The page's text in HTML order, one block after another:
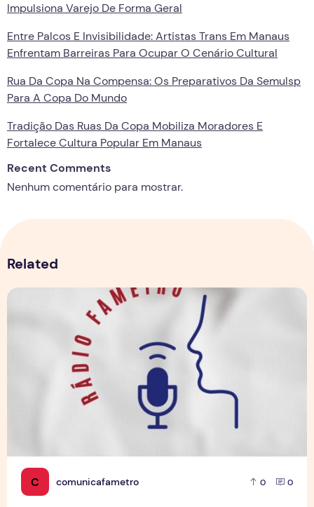
Impulsiona Varejo De Forma Geral
Entre Palcos E Invisibilidade: Artistas Trans Em Manaus
Enfrentam Barreiras Para Ocupar O Cenário Cultural
Rua Da Copa Na Compensa: Os Preparativos Da Semulsp
Para A Copa Do Mundo
Tradição Das Ruas Da Copa Mobiliza Moradores E
Fortalece Cultura Popular Em Manaus
Recent Comments
Nenhum comentário para mostrar.
Related
C comunicafametro 0 0
Boletim Fametro 15ª edição - 20/05/2021